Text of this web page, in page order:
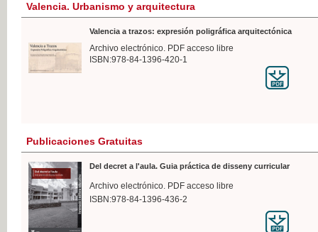
Valencia. Urbanismo y arquitectura
Valencia a trazos: expresión poligráfica arquitectónica
Archivo electrónico. PDF acceso libre
ISBN:978-84-1396-420-1
Publicaciones Gratuitas
Del decret a l'aula. Guia práctica de disseny curricular
Archivo electrónico. PDF acceso libre
ISBN:978-84-1396-436-2